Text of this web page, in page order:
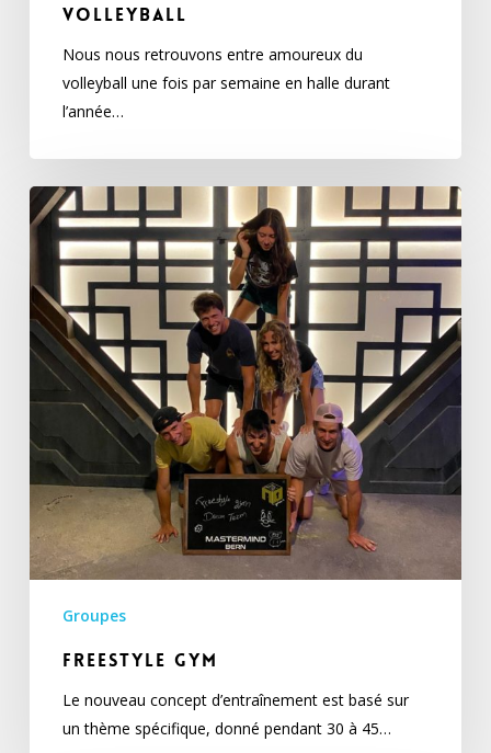
Volleyball
Nous nous retrouvons entre amoureux du
volleyball une fois par semaine en halle durant
l’année…
FreeStyle
Gym
Groupes
FreeStyle Gym
Le nouveau concept d’entraînement est basé sur
un thème spécifique, donné pendant 30 à 45…